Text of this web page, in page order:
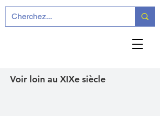
Voir loin au XIXe siècle